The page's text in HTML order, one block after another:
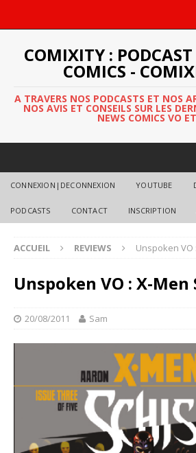
COMIXITY :
COMICS -
A TRAVERS NOS PODCASTS ET NOS
NOS AVIS ET CONSEILS SUR LES
NEWS COMICS VO
CONNEXION|DECONNEXION YOUTUBE
PODCASTS CONTACT INSCRIPTION
ACCUEIL REVIEWS Unspoken VO
Unspoken VO : X-Men
20/08/2011 Sam